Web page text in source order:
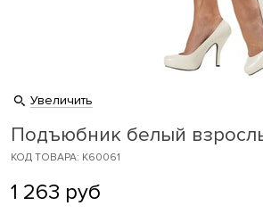
Увеличить
Подъюбник белый
КОД ТОВАРА: K60061
1 263 руб